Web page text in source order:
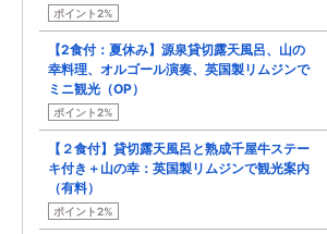
ポイント2%
【2食付：夏休み】源泉貸切露天風呂、山の
幸料理、オルゴール演奏、英国製リムジンで
ミニ観光（OP）
ポイント2%
【２食付】貸切露天風呂と熟成千屋牛ステー
キ付き＋山の幸：英国製リムジンで観光案内
（有料）
ポイント2%